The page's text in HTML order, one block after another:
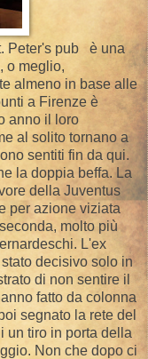
Peter's pub è una
o meglio,
almeno in base alle
a Firenze è
anno il loro
al solito tornano a
sentiti fin da qui.
la doppia beffa. La
della Juventus
per azione viziata
molto più
L'ex
decisivo solo in
di non sentire il
fatto da colonna
segnato la rete del
un tiro in porta della
Non che dopo ci